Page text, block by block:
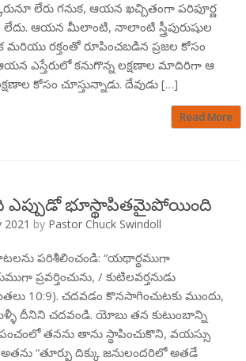
లేరు గనుక, ఆయన ఖచ్చితంగా పరిపూర్ణ
లేదు. ఆయన మీలాంటి, నాలాంటి స్త్రీపురుషుల
రక్తంతో రూపించబడిన ప్రజల కోసం
ఎస్తేరులో కనుగొన్న లక్షణాల మాదిరిగా ఆ
కోసం చూస్తున్నాడు. దేవుడు […]
Read More
ఎప్పుడో భూస్థాపితమైపోయింది
2021 by Pastor Chuck Swindoll
పరిశీలించండి: “యథార్థముగా
ప్రవర్తించును, / కుటిలవర్తనుడు
10:9). చదవడం కొనసాగించుటకు ముందు,
దీనిని చదవండి. యోబు తన కుటుంబాన్ని
తనను తాను స్థాపించుకొని, వయస్సు
“తూర్పు దిక్కు జనులందరిలో అతడే